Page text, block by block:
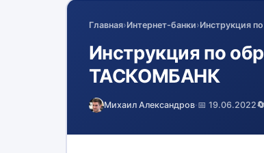
Главная›Интернет-банки›Инструкция
Инструкция по
ТАСКОМБАНК
Михаил Александров·📅 19.06.2022